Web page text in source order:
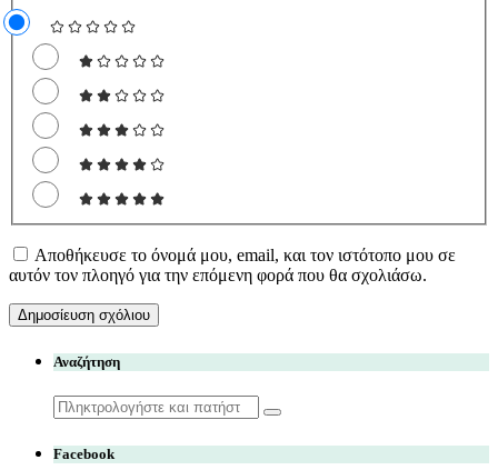
Αποθήκευσε το όνομά μου, email, και τον ιστότοπο μου σε
αυτόν τον πλοηγό για την επόμενη φορά που θα σχολιάσω.
Αναζήτηση
Search
for:
Facebook